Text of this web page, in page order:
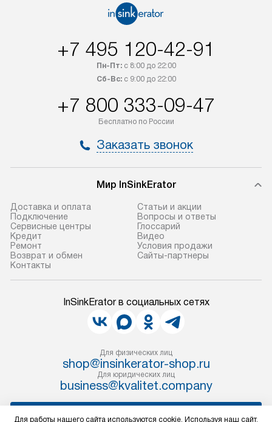
+7 495 120-42-91
Пн-Пт:с 8:00 до 22:00
Сб-Вс:с 9:00 до 22:00
+7 800 333-09-47
Бесплатно по России
Заказать звонок
Мир InSinkErator
Доставка и оплата
Подключение
Сервисные центры
Кредит
Ремонт
Возврат и обмен
Контакты
Статьи и акции
Вопросы и ответы
Глоссарий
Видео
Условия продажи
Сайты-партнеры
InSinkErator в социальных сетях
Для физических лиц
shop@insinkerator-shop.ru
Для юридических лиц
business@kvalitet.company
Для работы нашего сайта используются cookie. Используя наш сайт,